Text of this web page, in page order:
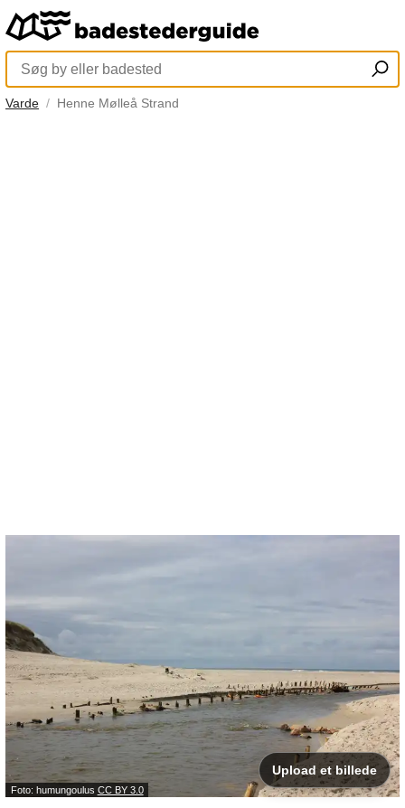
Varde Henne Mølleå Strand
Foto: humungoulus CC BY 3.0
Upload et billede